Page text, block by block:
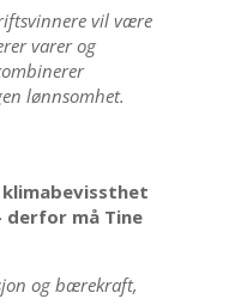
vil være
varer og
lønnsomhet.
derfor må Tine
og bærekraft,